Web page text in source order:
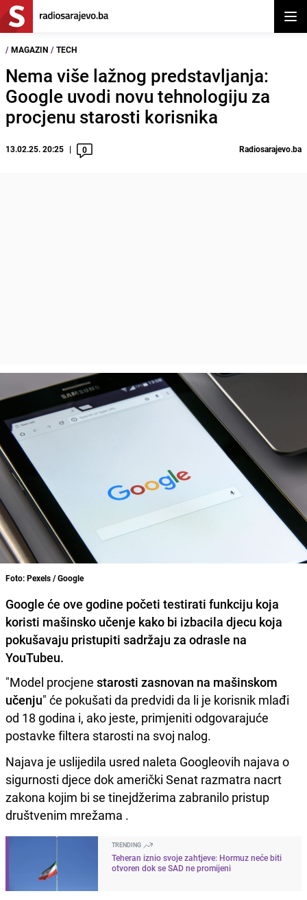
/ MAGAZIN / TECH
Nema više lažnog predstavljanja:
Google uvodi novu tehnologiju za
procjenu starosti korisnika
13.02.25. 20:25 0 Radiosarajevo.ba
Foto: Pexels / Google
Google će ove godine početi testirati funkciju koja
koristi mašinsko učenje kako bi izbacila djecu koja
pokušavaju pristupiti sadržaju za odrasle na
YouTubeu.
"Model procjene starosti zasnovan na mašinskom
učenju" će pokušati da predvidi da li je korisnik mlađi
od 18 godina i, ako jeste, primjeniti odgovarajuće
postavke filtera starosti na svoj nalog.
Najava je uslijedila usred naleta Googleovih najava o
sigurnosti djece dok američki Senat razmatra nacrt
zakona kojim bi se tinejdžerima zabranilo pristup
društvenim mrežama .
TRENDING
Teheran iznio svoje zahtjeve: Hormuz neće biti
otvoren dok se SAD ne promijeni